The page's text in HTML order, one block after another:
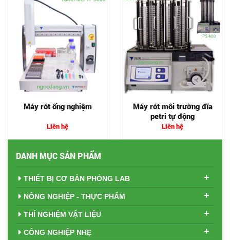
Máy rót ống nghiệm
Liên hệ
Máy rót môi trường đĩa
petri tự động
Liên hệ
DANH MỤC SẢN PHẨM
THIẾT BỊ CƠ BẢN PHÒNG LAB +
NÔNG NGHIỆP - THỰC PHẨM +
THÍ NGHIỆM VẬT LIỆU +
CÔNG NGHIỆP NHẸ +